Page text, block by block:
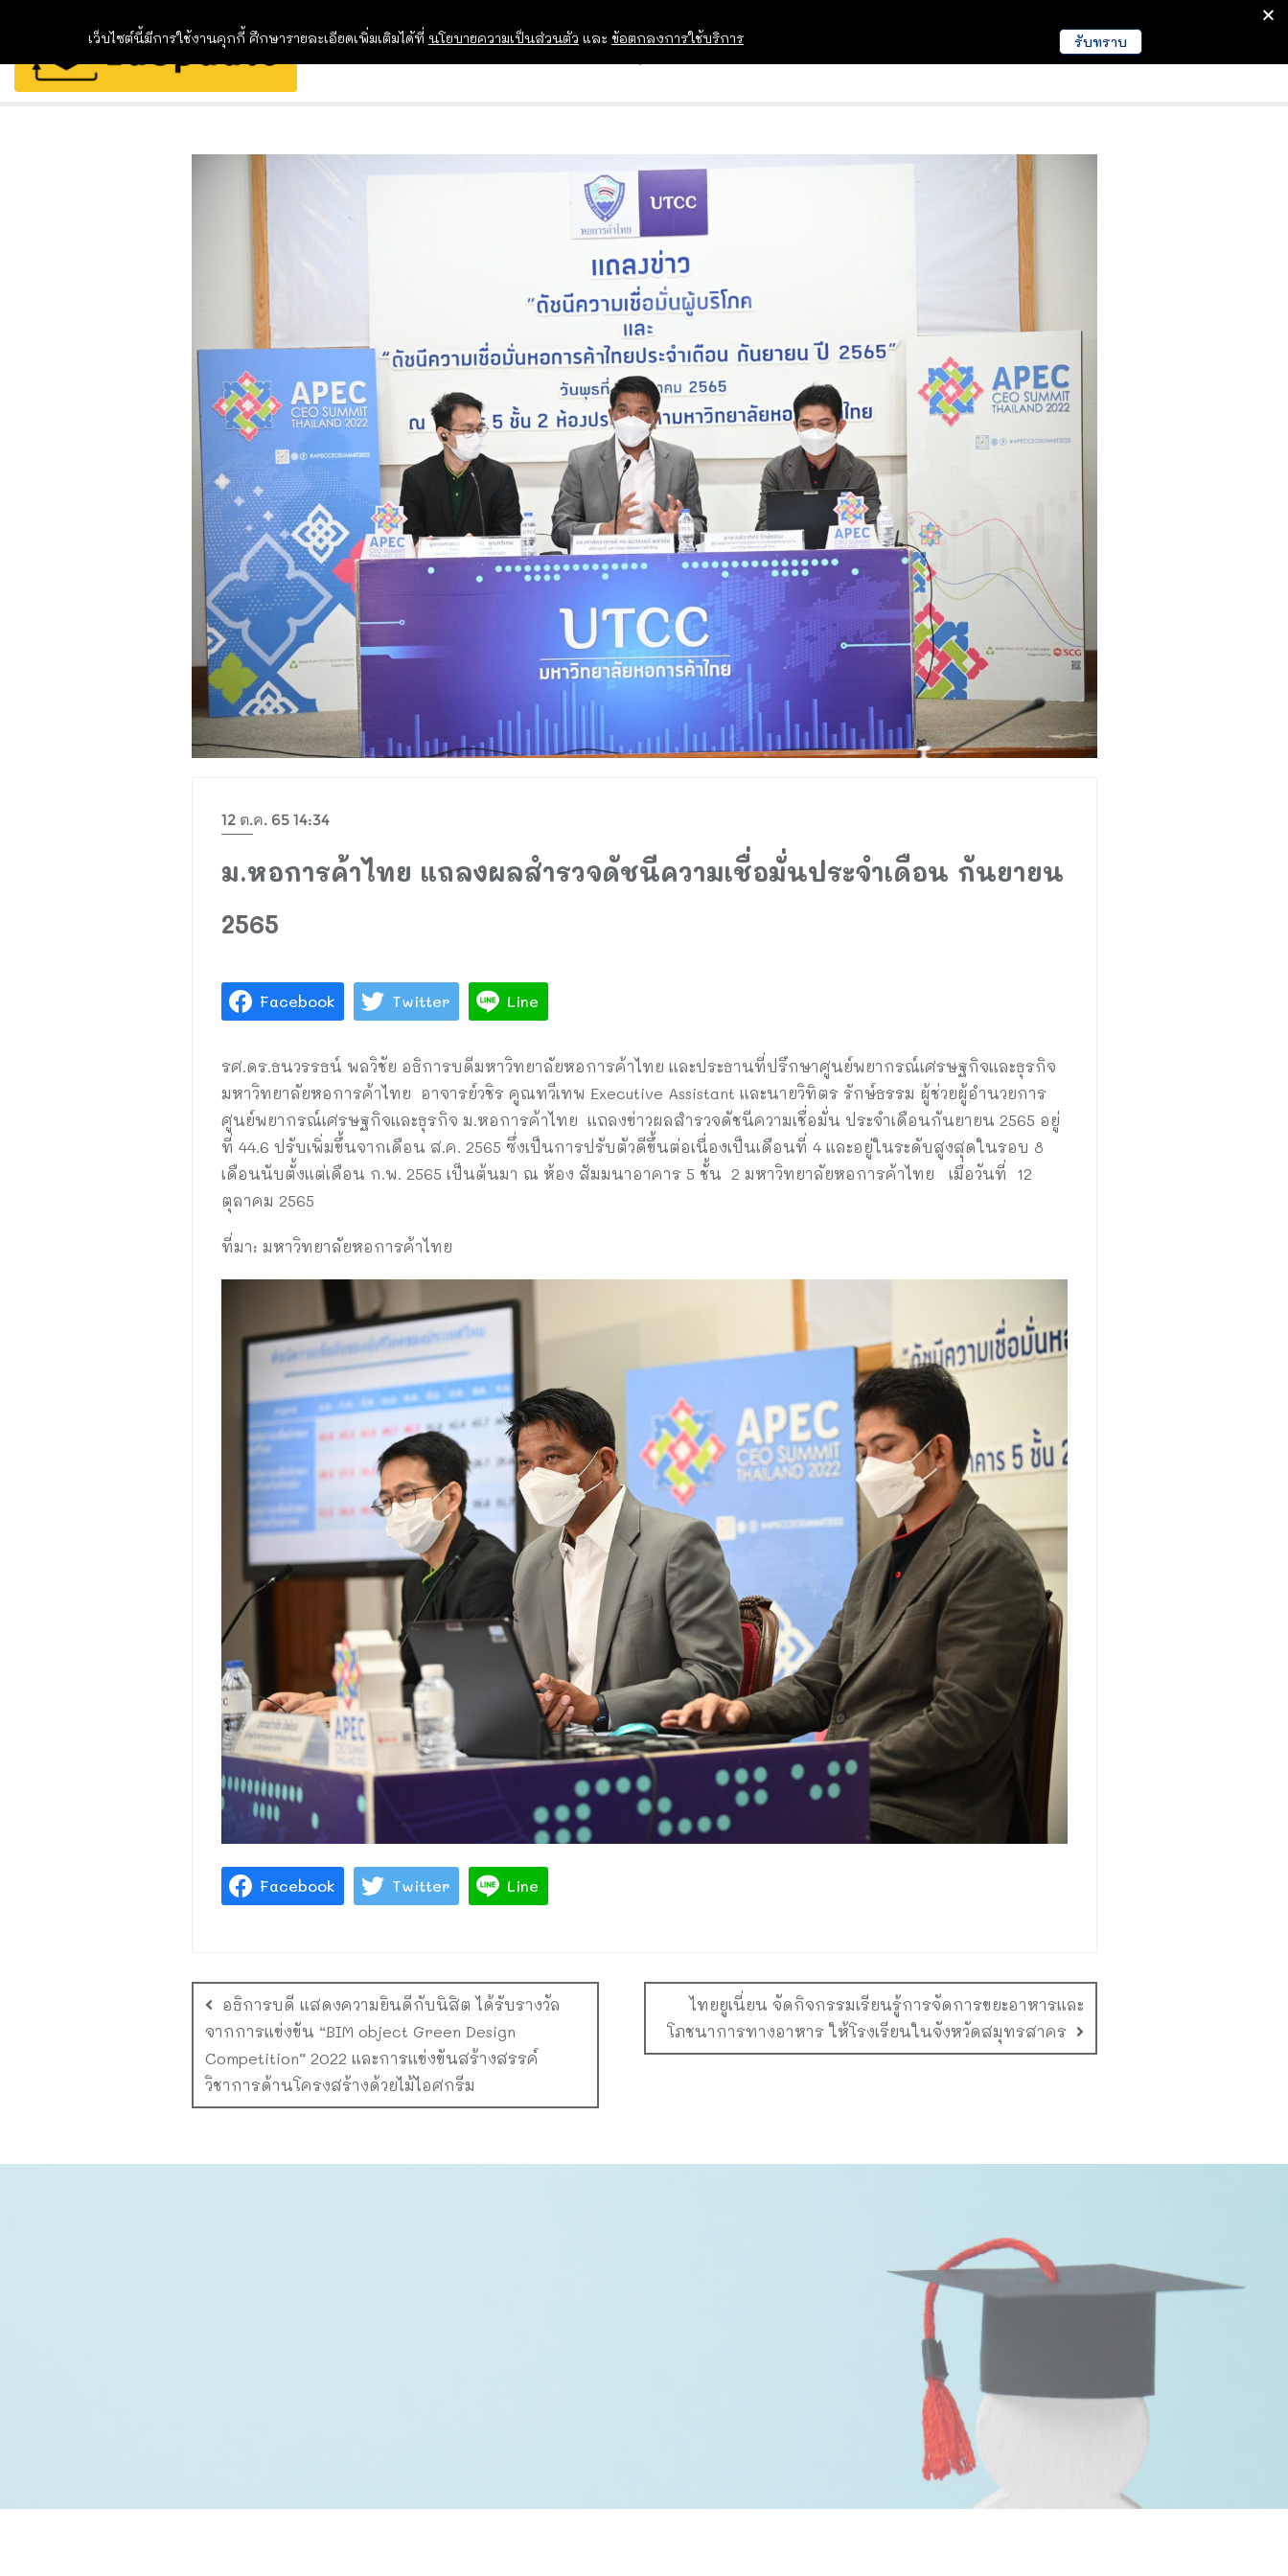
EDUCATION NEWS
12 ต.ค. 65 14:34
ม.หอการค้าไทย แถลงผลสำรวจดัชนีความเชื่อมั่นประจำเดือน กันยายน
2565
Facebook Twitter Line
รศ.ดร.ธนวรรธน์ พลวิชัย อธิการบดีมหาวิทยาลัยหอการค้าไทย และประธานที่ปรึกษาศูนย์พยากรณ์เศรษฐกิจและธุรกิจ
มหาวิทยาลัยหอการค้าไทย อาจารย์วชิร คูณทวีเทพ Executive Assistant และนายวิทิตร รักษ์ธรรม ผู้ช่วยผู้อำนวยการ
ศูนย์พยากรณ์เศรษฐกิจและธุรกิจ ม.หอการค้าไทย แถลงข่าวผลสำรวจดัชนีความเชื่อมั่น ประจำเดือนกันยายน 2565 อยู่
ที่ 44.6 ปรับเพิ่มขึ้นจากเดือน ส.ค. 2565 ซึ่งเป็นการปรับตัวดีขึ้นต่อเนื่องเป็นเดือนที่ 4 และอยู่ในระดับสูงสุดในรอบ 8
เดือนนับตั้งแต่เดือน ก.พ. 2565 เป็นต้นมา ณ ห้อง สัมมนาอาคาร 5 ชั้น 2 มหาวิทยาลัยหอการค้าไทย เมื่อวันที่ 12
ตุลาคม 2565
ที่มา: มหาวิทยาลัยหอการค้าไทย
Facebook Twitter Line
อธิการบดี แสดงความยินดีกับนิสิต ได้รับรางวัล
จากการแข่งขัน “BIM object Green Design
Competition” 2022 และการแข่งขันสร้างสรรค์
วิชาการด้านโครงสร้างด้วยไม้ไอศกรีม
ไทยยูเนี่ยน จัดกิจกรรมเรียนรู้การจัดการขยะอาหารและ
โภชนาการทางอาหาร ให้โรงเรียนในจังหวัดสมุทรสาคร
เว็บไซต์นี้มีการใช้งานคุกกี้ ศึกษารายละเอียดเพิ่มเติมได้ที่ นโยบายความเป็นส่วนตัว และ ข้อตกลงการใช้บริการ รับทราบ